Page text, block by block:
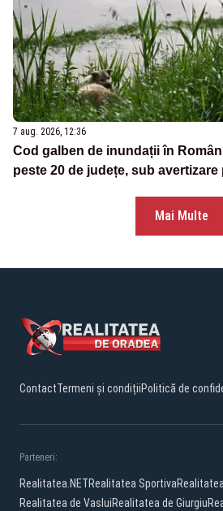
7 aug. 2026, 12:36
Cod galben de inundații în
peste 20 de județe, sub avertizare
Mai Multe
ContactTermeni și condițiiPolitică de
Parteneri:
Realitatea.NETRealitatea Sportiva
Realitatea de VasluiRealitatea de Giurgiu